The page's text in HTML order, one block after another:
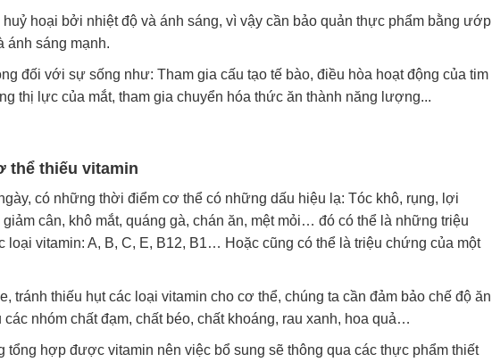
hoại bởi nhiệt độ và ánh sáng, vì vậy cần bảo quản thực phẩm bằng ướp
ánh sáng mạnh.
đối với sự sống như: Tham gia cấu tạo tế bào, điều hòa hoạt động của tim
thị lực của mắt, tham gia chuyển hóa thức ăn thành năng lượng...
thể thiếu vitamin
có những thời điểm cơ thể có những dấu hiệu lạ: Tóc khô, rụng, lợi
cân, khô mắt, quáng gà, chán ăn, mệt mỏi… đó có thể là những triệu
loại vitamin: A, B, C, E, B12, B1… Hoặc cũng có thể là triệu chứng của một
tránh thiếu hụt các loại vitamin cho cơ thể, chúng ta cần đảm bảo chế độ ăn
nhóm chất đạm, chất béo, chất khoáng, rau xanh, hoa quả…
tổng hợp được vitamin nên việc bổ sung sẽ thông qua các thực phẩm thiết